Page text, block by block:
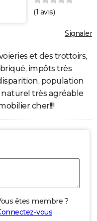
(1 avis)
Signaler
et des trottoirs,
impôts très
population
naturel très agréable
cher!!!!
êtes membre ?
vous